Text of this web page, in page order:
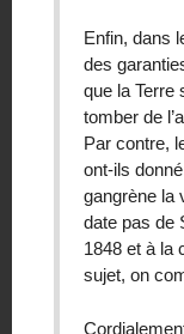
Enfin, dans
des
que la Terre
tomber de
Par contre,
ont-ils
gangrène la
date pas de
1848 et à la
sujet, on